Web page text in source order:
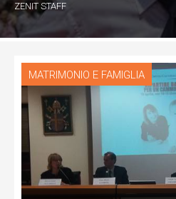
ZENIT STAFF
MATRIMONIO E FAMIGLIA